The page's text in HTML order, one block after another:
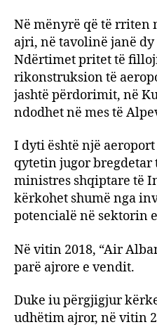
Në mënyrë që të rriten
ajri, në tavolinë janë
Ndërtimet pritet të
rikonstruksion të
jashtë përdorimit, në
ndodhet në mes të
I dyti është një
qytetin jugor bregdetar
ministres shqiptare të
kërkohet shumë nga
potencialë në sektorin
Në vitin 2018, “Air
parë ajrore e vendit.
Duke iu përgjigjur
udhëtim ajror, në vitin